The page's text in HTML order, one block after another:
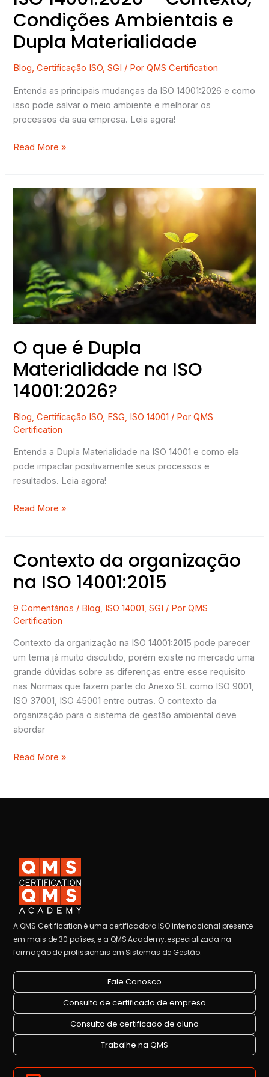
Condições Ambientais e
Dupla Materialidade
Blog,Certificação ISO,SGI / PorQMS Certification
Entenda as principais mudanças da ISO 14001:2026 e como
isso pode salvar o meio ambiente e melhorar os
processos da sua empresa. Leia agora!
Read More »
O que é Dupla
Materialidade na ISO
14001:2026?
Blog,Certificação ISO, ESG, ISO 14001 / PorQMS
Certification
Entenda a Dupla Materialidade na ISO 14001 e como ela
pode impactar positivamente seus processos e
resultados. Leia agora!
é
Materialidade
ISO
14001:2026?
Read More »
Contexto da organização
na ISO 14001:2015
9 Comentários / Blog, ISO 14001,SGI / PorQMS
Certification
Contexto da organização na ISO 14001:2015 pode parecer
um tema já muito discutido, porém existe no mercado uma
grande dúvidas sobre as diferenças entre esse requisito
nas Normas que fazem parte do Anexo SL como ISO 9001,
ISO 37001, ISO 45001 entre outras. O contexto da
organização para o sistema de gestão ambiental deve
abordar
Contexto
organização
ISO
Read More »
A QMS Certification é uma certificadora ISO internacional presente
em mais de 30 países, e a QMS Academy, especializada na
formação de profissionais em Sistemas de Gestão.
Fale Conosco
Consulta de certificado de empresa
Consulta de certificado de aluno
Trabalhe na QMS